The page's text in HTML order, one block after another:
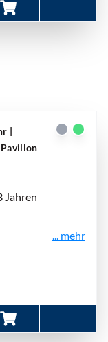
|
Jahren
... mehr